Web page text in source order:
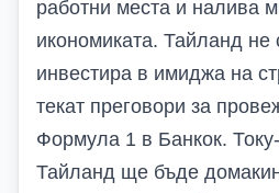
работни места и налива
икономиката. Тайланд не
инвестира в имиджа на
текат преговори за
Формула 1 в Банкок.
Тайланд ще бъде